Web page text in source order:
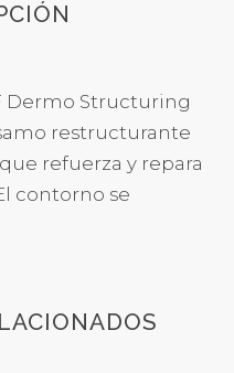
Dermo Structuring
restructurante
refuerza y repara
contorno se